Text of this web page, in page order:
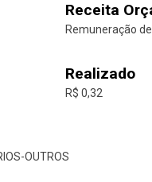
Receita
Remuneração
Realizado
R$ 0,32
OUTROS